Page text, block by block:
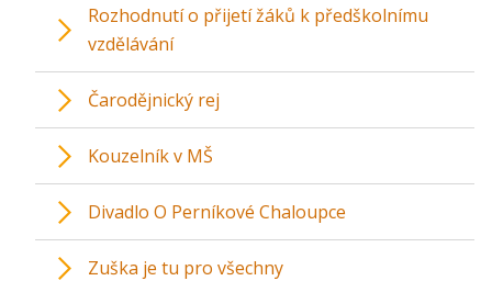
Rozhodnutí o přijetí žáků k předškolnímu
vzdělávání
Čarodějnický rej
Kouzelník v MŠ
Divadlo O Perníkové Chaloupce
Zuška je tu pro všechny